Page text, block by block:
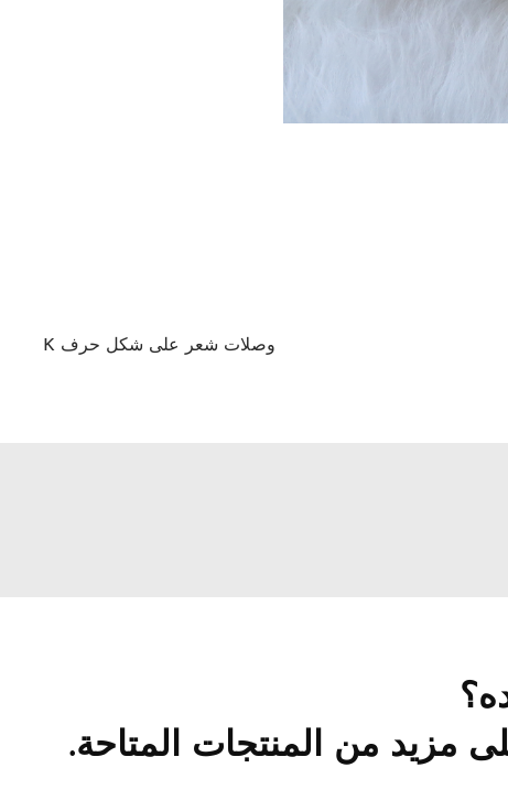
وصلات شعر على شكل حرف K
مزيد من المنتجات المتاحة.